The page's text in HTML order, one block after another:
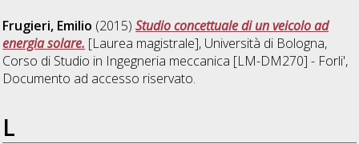
Frugieri, Emilio (2015)Studio concettuale di un veicolo ad
energia solare. [Laurea magistrale], Università di Bologna,
Corso di Studio in Ingegneria meccanica [LM-DM270] - Forli',
Documento ad accesso riservato.
L